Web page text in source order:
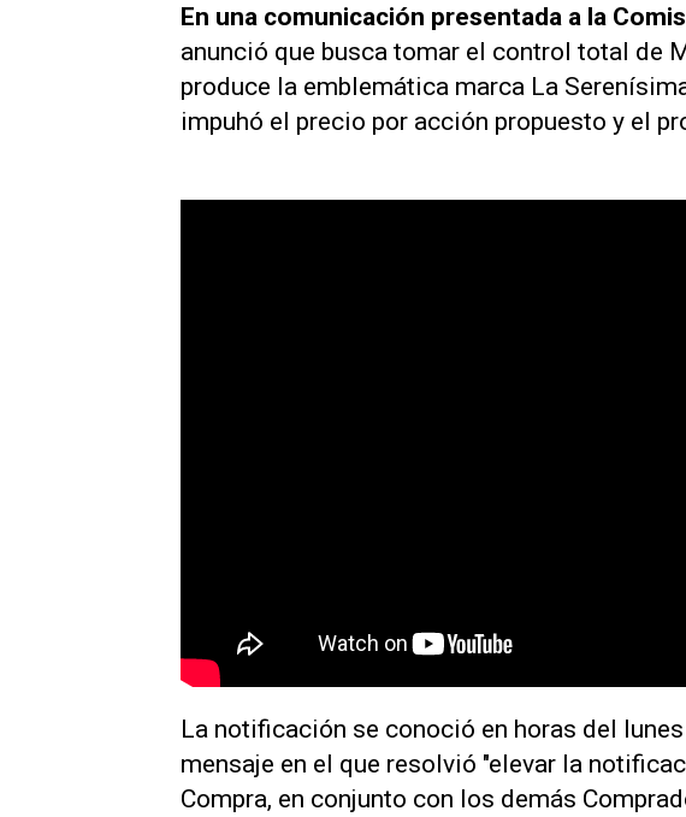
En una comunicación presentada a la
anunció que busca tomar el control total de
produce la emblemática marca La
impuhó el precio por acción propuesto y el
La notificación se conoció en horas del
mensaje en el que resolvió "elevar la
Compra, en conjunto con los demás